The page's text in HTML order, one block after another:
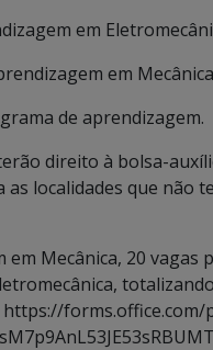
em
em
de aprendizagem.
direito à bolsa-
localidades que não
Mecânica, 20